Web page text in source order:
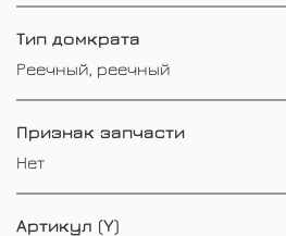
Тип домкрата
Реечный, реечный
Признак запчасти
Нет
Артикул (Y)